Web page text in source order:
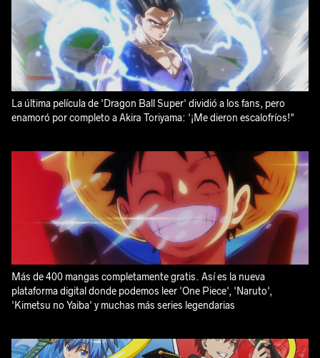
La última película de 'Dragon Ball Super' dividió a los fans, pero
enamoró por completo a Akira Toriyama: '¡Me dieron escalofríos!"
Más de 400 mangas completamente gratis. Así es la nueva
plataforma digital donde podemos leer 'One Piece', 'Naruto',
'Kimetsu no Yaiba' y muchas más series legendarias